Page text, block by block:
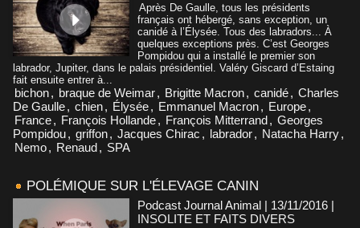
Après De Gaulle, tous les présidents
français ont hébergé, sans exception, un
canidé à l’Élysée. Tous des labradors... À
quelques exceptions près. C’est Georges
Pompidou qui a installé le premier son
labrador, Jupiter, dans le palais présidentiel. Valéry Giscard d’Estaing
fait ensuite entrer à...
bichon, braque de Weimar, Brigitte Macron, canidé, Charles
De Gaulle, chien, Élysée, Emmanuel Macron, Europe,
France, François Hollande, François Mitterrand, Georges
Pompidou, griffon, Jacques Chirac , labrador, Natacha Harry,
Nemo, Renaud, SPA
POLÉMIQUE SUR L'ÉLEVAGE CANIN
Podcast Journal Animal | 13/11/2016 |
INSOLITE ET FAITS DIVERS